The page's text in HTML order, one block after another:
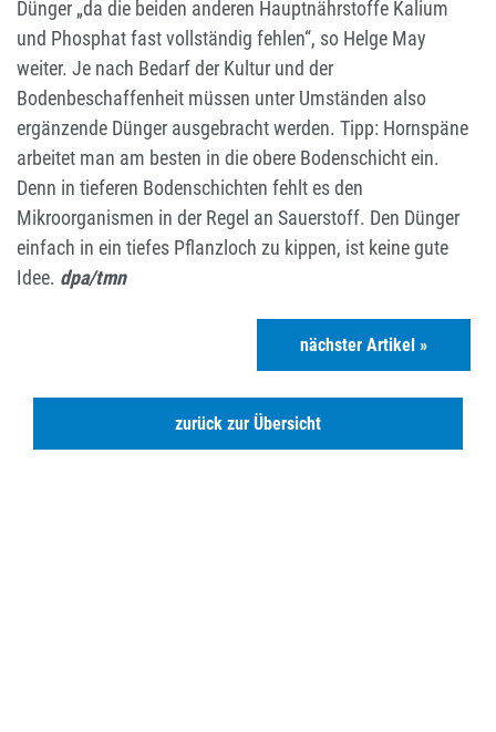
Dünger „da die beiden anderen Hauptnährstoffe Kalium
und Phosphat fast vollständig fehlen“, so Helge May
weiter. Je nach Bedarf der Kultur und der
Bodenbeschaffenheit müssen unter Umständen also
ergänzende Dünger ausgebracht werden. Tipp: Hornspäne
arbeitet man am besten in die obere Bodenschicht ein.
Denn in tieferen Bodenschichten fehlt es den
Mikroorganismen in der Regel an Sauerstoff. Den Dünger
einfach in ein tiefes Pflanzloch zu kippen, ist keine gute
Idee. dpa/tmn
nächster Artikel »
zurück zur Übersicht